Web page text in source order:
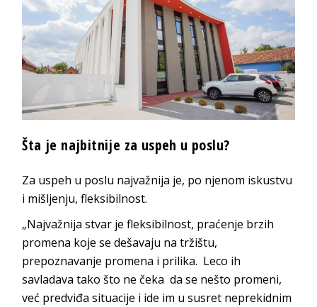
Šta je najbitnije za uspeh u poslu?
Za uspeh u poslu najvažnija je, po njenom iskustvu
i mišljenju, fleksibilnost.
„Najvažnija stvar je fleksibilnost, praćenje brzih
promena koje se dešavaju na tržištu,
prepoznavanje promena i prilika. Leco ih
savladava tako što ne čeka da se nešto promeni,
već predviđa situacije i ide im u susret neprekidnim